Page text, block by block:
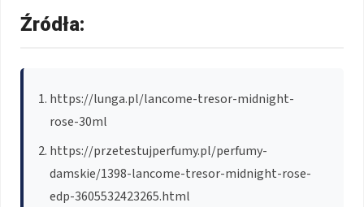
Źródła:
https://lunga.pl/lancome-tresor-midnight-
rose-30ml
https://przetestujperfumy.pl/perfumy-
damskie/1398-lancome-tresor-midnight-rose-
edp-3605532423265.html